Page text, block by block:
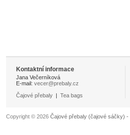
Kontaktní informace
Jana Večerníková
E-mail: vecer@prebaly.cz
Čajové přebaly | Tea bags
Copyright © 2026 Čajové přebaly (čajové sáčky)